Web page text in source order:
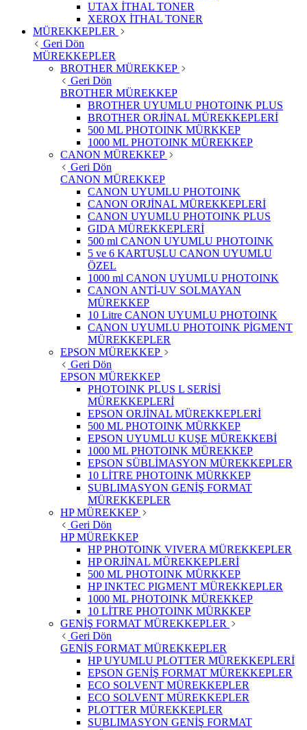
UTAX İTHAL TONER
XEROX İTHAL TONER
MÜREKKEPLER
Geri Dön
MÜREKKEPLER
BROTHER MÜREKKEP
Geri Dön
BROTHER MÜREKKEP
BROTHER UYUMLU PHOTOINK PLUS
BROTHER ORJİNAL MÜREKKEPLERİ
500 ML PHOTOINK MÜRKKEP
1000 ML PHOTOINK MÜREKKEP
CANON MÜREKKEP
Geri Dön
CANON MÜREKKEP
CANON UYUMLU PHOTOINK
CANON ORJİNAL MÜREKKEPLERİ
CANON UYUMLU PHOTOINK PLUS
GIDA MÜREKKEPLERİ
500 ml CANON UYUMLU PHOTOINK
5 ve 6 KARTUŞLU CANON UYUMLU
ÖZEL
1000 ml CANON UYUMLU PHOTOINK
CANON ANTİ-UV SOLMAYAN
MÜREKKEP
10 Litre CANON UYUMLU PHOTOINK
CANON UYUMLU PHOTOINK PİGMENT
MÜREKKEPLER
EPSON MÜREKKEP
Geri Dön
EPSON MÜREKKEP
PHOTOINK PLUS L SERİSİ
MÜREKKEPLERİ
EPSON ORJİNAL MÜREKKEPLERİ
500 ML PHOTOINK MÜRKKEP
EPSON UYUMLU KUŞE MÜREKKEBİ
1000 ML PHOTOINK MÜREKKEP
EPSON SÜBLİMASYON MÜREKKEPLER
10 LİTRE PHOTOINK MÜRKKEP
SUBLIMASYON GENİŞ FORMAT
MÜREKKEPLER
HP MÜREKKEP
Geri Dön
HP MÜREKKEP
HP PHOTOINK VIVERA MÜREKKEPLER
HP ORJİNAL MÜREKKEPLERİ
500 ML PHOTOINK MÜRKKEP
HP INKTEC PIGMENT MÜREKKEPLER
1000 ML PHOTOINK MÜREKKEP
10 LİTRE PHOTOINK MÜRKKEP
GENİŞ FORMAT MÜREKKEPLER
Geri Dön
GENİŞ FORMAT MÜREKKEPLER
HP UYUMLU PLOTTER MÜREKKEPLERİ
EPSON GENİŞ FORMAT MÜREKKEPLER
ECO SOLVENT MÜREKKEPLER
ECO SOLVENT MÜREKKEPLER
PLOTTER MÜREKKEPLER
SUBLIMASYON GENİŞ FORMAT